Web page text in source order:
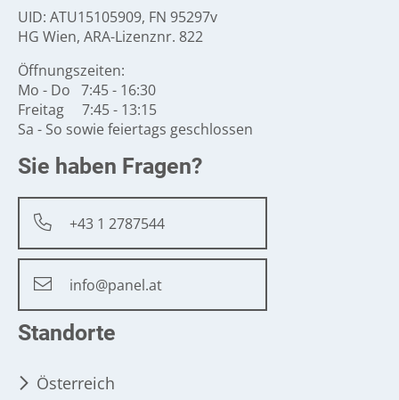
UID: ATU15105909, FN 95297v
HG Wien, ARA-Lizenznr. 822
Öffnungszeiten:
Mo - Do 7:45 - 16:30
Freitag 7:45 - 13:15
Sa - So sowie feiertags geschlossen
Sie haben Fragen?
+43 1 2787544
info@panel.at
Standorte
Österreich